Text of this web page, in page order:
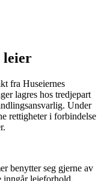
leier
fra Huseiernes
lagres hos tredjepart
Under
rettigheter i forbindelse
benytter seg gjerne av
inngår leieforhold.